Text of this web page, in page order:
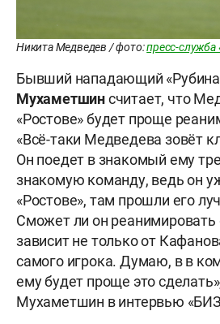
Никита Медведев / фото:пресс-служба
Бывший нападающий
Мухаметшинсчитает, что
«Ростове» будет проще
«Всё-таки Медведева зовёт
Он поедет в знакомый ему
знакомую команду, ведь он
«Ростове», там прошли его
Сможет ли он реанимировать
зависит не только от
самого игрока. Думаю, в в
ему будет проще это
Мухаметшин в интервью